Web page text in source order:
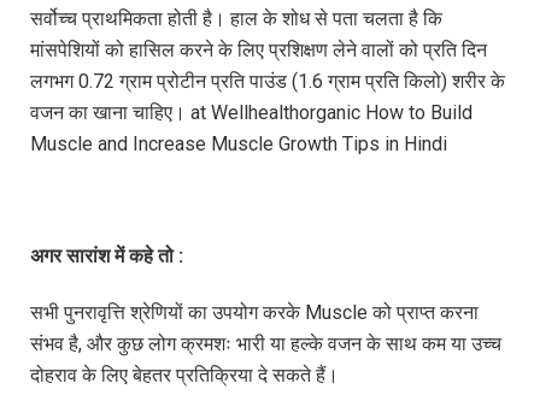
सर्वोच्च प्राथमिकता होती है। हाल के शोध से पता चलता है कि
मांसपेशियों को हासिल करने के लिए प्रशिक्षण लेने वालों को प्रति दिन
लगभग 0.72 ग्राम प्रोटीन प्रति पाउंड (1.6 ग्राम प्रति किलो) शरीर के
वजन का खाना चाहिए। at Wellhealthorganic How to Build
Muscle and Increase Muscle Growth Tips in Hindi
अगर सारांश में कहे तो:
सभी पुनरावृत्ति श्रेणियों का उपयोग करके Muscle को प्राप्त करना
संभव है, और कुछ लोग क्रमशः भारी या हल्के वजन के साथ कम या उच्च
दोहराव के लिए बेहतर प्रतिक्रिया दे सकते हैं।